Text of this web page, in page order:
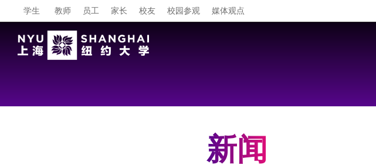
学生 教师 员工 家长 校友 校园参观 媒体观点
新闻